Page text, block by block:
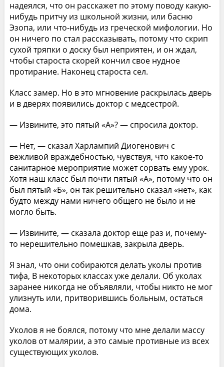
надеялся, что он расскажет по этому поводу какую-
нибудь притчу из школьной жизни, или басню
Эзопа, или что-нибудь из греческой мифологии. Но
он ничего по стал рассказывать, потому что скрип
сухой тряпки о доску был неприятен, и он ждал,
чтобы староста скорей кончил свое нудное
протирание. Наконец староста сел.
Класс замер. Но в это мгновение раскрылась дверь
и в дверях появились доктор с медсестрой.
— Извините, это пятый «А»? — спросила доктор.
— Нет, — сказал Харлампий Диогенович с
вежливой враждебностью, чувствуя, что какое-то
санитарное мероприятие может сорвать ему урок.
Хотя наш класс был почти пятый «А», потому что он
был пятый «Б», он так решительно сказал «нет», как
будто между нами ничего общего не было и не
могло быть.
— Извините, — сказала доктор еще раз и, почему-
то нерешительно помешкав, закрыла дверь.
Я знал, что они собираются делать уколы против
тифа, В некоторых классах уже делали. Об уколах
заранее никогда не объявляли, чтобы никто не мог
улизнуть или, притворившись больным, остаться
дома.
Уколов я не боялся, потому что мне делали массу
уколов от малярии, а это самые противные из всех
существующих уколов.